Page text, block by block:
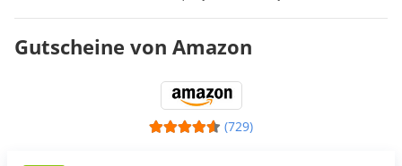
Gutscheine von Amazon
(729)